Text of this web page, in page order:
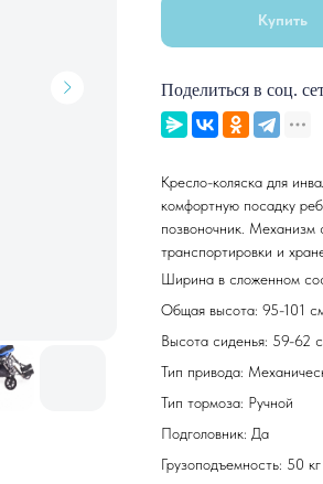
Купить
Поделиться в соц.
Кресло-коляска для
комфортную посадку
позвоночник. Механизм
транспортировки и
Ширина в сложенном
Общая высота: 95-101
Высота сиденья: 59-62
Тип привода:
Тип тормоза: Ручной
Подголовник: Да
Грузоподъемность: 50 кг